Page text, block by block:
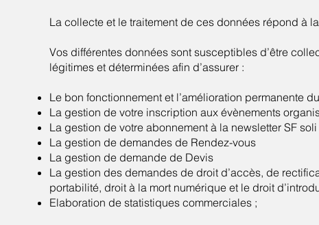
La collecte et le traitement de ces données répond à
Vos différentes données sont susceptibles d’être
légitimes et déterminées afin d’assurer :
Le bon fonctionnement et l’amélioration permanente
La gestion de votre inscription aux évènements
La gestion de votre abonnement à la newsletter SF
La gestion de demandes de Rendez-vous
La gestion de demande de Devis
La gestion des demandes de droit d’accès, de
portabilité, droit à la mort numérique et le droit
Elaboration de statistiques commerciales ;